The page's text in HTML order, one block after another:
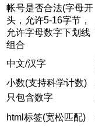
帐号是否合法(字母开
头，允许5-16字节，
允许字母数字下划线
组合
中文/汉字
小数(支持科学计数)
只包含数字
html标签(宽松匹配)